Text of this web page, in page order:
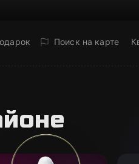
Поиск на карте